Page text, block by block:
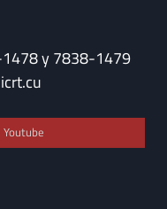
1478 y 7838-1479
Youtube